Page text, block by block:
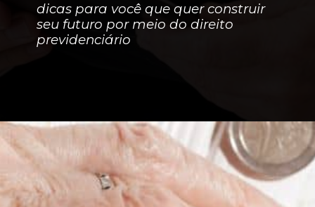
dicas para você que quer construir
seu futuro por meio do direito
previdenciário